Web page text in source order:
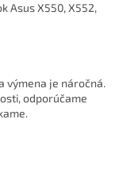
Asus X550, X552,
výmena je náročná.
odporúčame